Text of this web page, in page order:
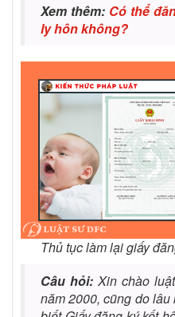
Xem thêm: Có thể
ly hôn không?
Thủ tục làm lại giấy
Câu hỏi:Xin chào
năm 2000, cũng do